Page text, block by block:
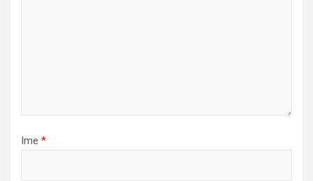
Ime *